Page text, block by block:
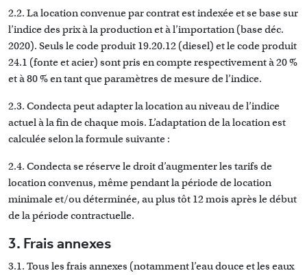
2.2. La location convenue par contrat est indexée et se base sur
l’indice des prix à la production et à l’importation (base déc.
2020). Seuls le code produit 19.20.12 (diesel) et le code produit
24.1 (fonte et acier) sont pris en compte respectivement à 20 %
et à 80 % en tant que paramètres de mesure de l’indice.
2.3. Condecta peut adapter la location au niveau de l’indice
actuel à la fin de chaque mois. L’adaptation de la location est
calculée selon la formule suivante :
2.4. Condecta se réserve le droit d’augmenter les tarifs de
location convenus, même pendant la période de location
minimale et/ou déterminée, au plus tôt 12 mois après le début
de la période contractuelle.
3. Frais annexes
3.1. Tous les frais annexes (notamment l’eau douce et les eaux